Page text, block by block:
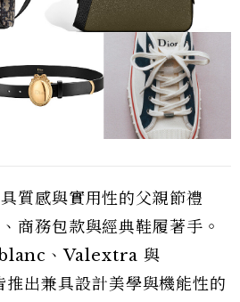
質感與實用性的父親節禮
商務包款與經典鞋履著手。
、Valextra 與
出兼具設計美學與機能性的